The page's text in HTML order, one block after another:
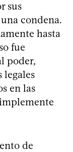
sus
condena.
hasta
fue
poder,
en las
de